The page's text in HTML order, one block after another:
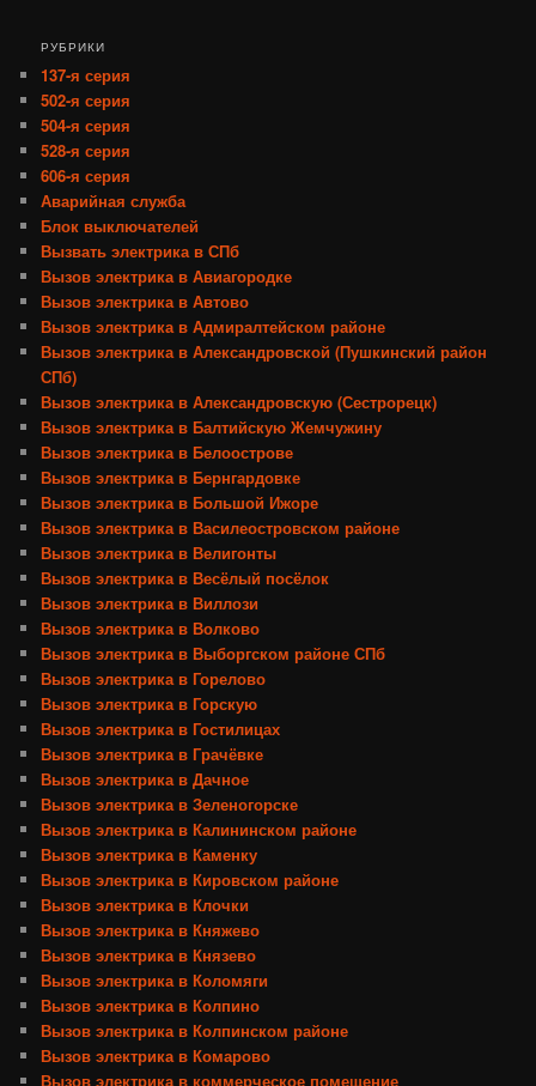
РУБРИКИ
137-я серия
502-я серия
504-я серия
528-я серия
606-я серия
Аварийная служба
Блок выключателей
Вызвать электрика в СПб
Вызов электрика в Авиагородке
Вызов электрика в Автово
Вызов электрика в Адмиралтейском районе
Вызов электрика в Александровской (Пушкинский район
СПб)
Вызов электрика в Александровскую (Сестрорецк)
Вызов электрика в Балтийскую Жемчужину
Вызов электрика в Белоострове
Вызов электрика в Бернгардовке
Вызов электрика в Большой Ижоре
Вызов электрика в Василеостровском районе
Вызов электрика в Велигонты
Вызов электрика в Весёлый посёлок
Вызов электрика в Виллози
Вызов электрика в Волково
Вызов электрика в Выборгском районе СПб
Вызов электрика в Горелово
Вызов электрика в Горскую
Вызов электрика в Гостилицах
Вызов электрика в Грачёвке
Вызов электрика в Дачное
Вызов электрика в Зеленогорске
Вызов электрика в Калининском районе
Вызов электрика в Каменку
Вызов электрика в Кировском районе
Вызов электрика в Клочки
Вызов электрика в Княжево
Вызов электрика в Князево
Вызов электрика в Коломяги
Вызов электрика в Колпино
Вызов электрика в Колпинском районе
Вызов электрика в Комарово
Вызов электрика в коммерческое помещение